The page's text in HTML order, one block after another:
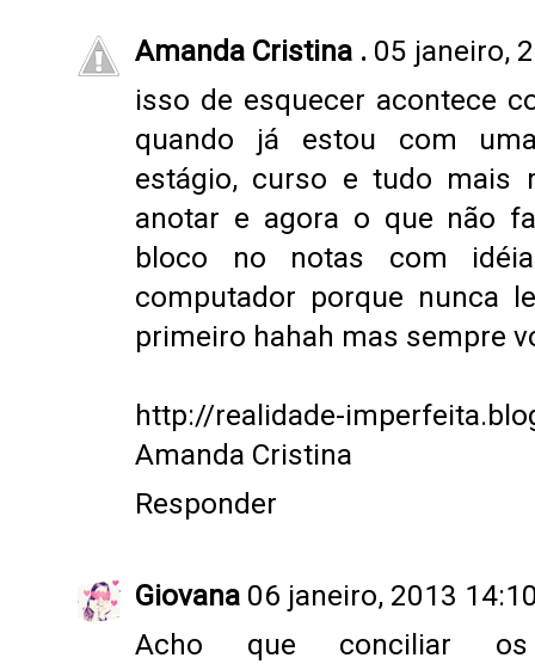
Amanda Cristina . 05 janeiro,
isso de esquecer acontece
quando já estou com
estágio, curso e tudo mais
anotar e agora o que não
bloco no notas com
computador porque nunca
primeiro hahah mas sempre
http://realidade-
Amanda Cristina
Responder
Giovana 06 janeiro, 2013
Acho que conciliar